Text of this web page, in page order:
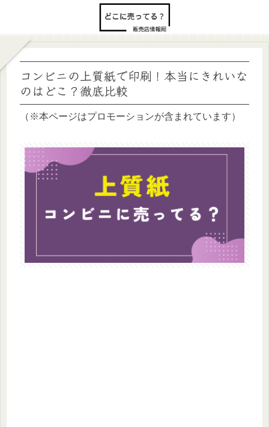
コンビニの上質紙で印刷！本当にきれいな
のはどこ？徹底比較
（※本ページはプロモーションが含まれています）